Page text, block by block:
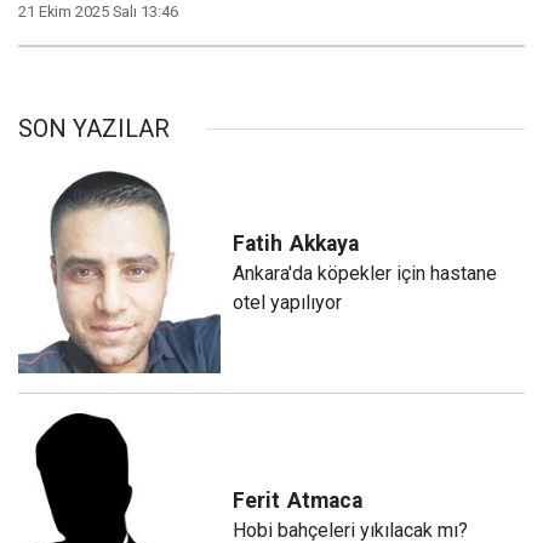
21 Ekim 2025 Salı 13:46
SON YAZILAR
Fatih Akkaya
Ankara'da köpekler için hastane
otel yapılıyor
Ferit Atmaca
Hobi bahçeleri yıkılacak mı?